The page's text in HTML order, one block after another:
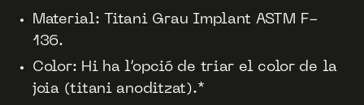
Material: Titani Grau Implant ASTM F-
136.
Color: Hi ha l’opció de triar el color de la
joia (titani anoditzat).*